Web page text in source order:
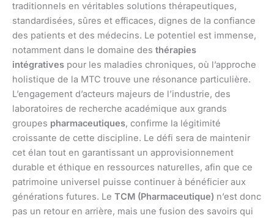
traditionnels en véritables solutions thérapeutiques,
standardisées, sûres et efficaces, dignes de la confiance
des patients et des médecins. Le potentiel est immense,
notamment dans le domaine des thérapies
intégratives pour les maladies chroniques, où l’approche
holistique de la MTC trouve une résonance particulière.
L’engagement d’acteurs majeurs de l’industrie, des
laboratoires de recherche académique aux grands
groupes pharmaceutiques, confirme la légitimité
croissante de cette discipline. Le défi sera de maintenir
cet élan tout en garantissant un approvisionnement
durable et éthique en ressources naturelles, afin que ce
patrimoine universel puisse continuer à bénéficier aux
générations futures. Le TCM (Pharmaceutique) n’est donc
pas un retour en arrière, mais une fusion des savoirs qui